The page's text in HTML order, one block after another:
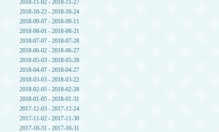
2018-11-02 - 2018-11-27
2018-10-22 - 2018-10-24
2018-09-07 - 2018-09-11
2018-08-01 - 2018-08-21
2018-07-07 - 2018-07-28
2018-06-02 - 2018-06-27
2018-05-03 - 2018-05-28
2018-04-07 - 2018-04-27
2018-03-03 - 2018-03-22
2018-02-05 - 2018-02-28
2018-01-05 - 2018-01-31
2017-12-03 - 2017-12-24
2017-11-02 - 2017-11-30
2017-10-31 - 2017-10-31